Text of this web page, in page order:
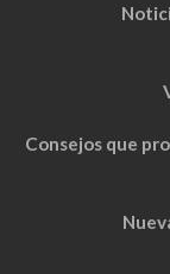
Consejos que